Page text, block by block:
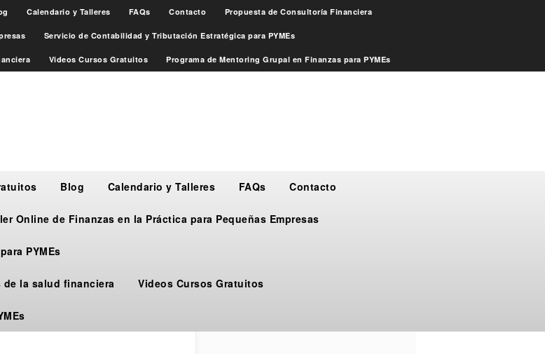
Calendario y Talleres FAQs Contacto Propuesta de Consultoría Financiera
Servicio de Contabilidad y Tributación Estratégica para PYMEs
Videos Cursos Gratuitos Programa de Mentoring Grupal en Finanzas para PYMEs
Blog Calendario y Talleres FAQs Contacto
Online de Finanzas en la Práctica para Pequeñas Empresas
PYMEs
la salud financiera Videos Cursos Gratuitos